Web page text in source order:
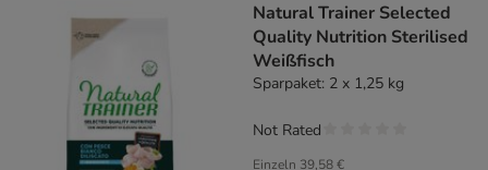
Natural Trainer Selected
Quality Nutrition Sterilised
Weißfisch
Sparpaket: 2 x 1,25 kg
Einzeln 39,58 €
Not Rated